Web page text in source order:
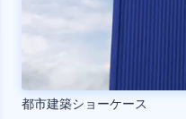
都市建築ショーケース